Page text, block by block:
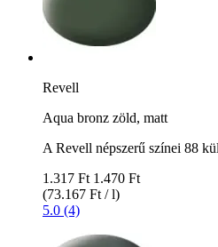
Revell
Aqua bronz zöld, matt
A Revell népszerű színei 88
1.317 Ft 1.470 Ft
(73.167 Ft / l)
5.0 (4)